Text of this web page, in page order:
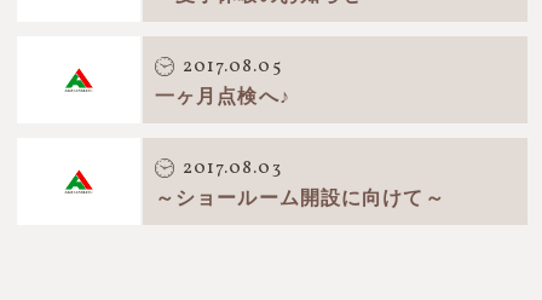
2017.08.05
一ヶ月点検へ♪
2017.08.03
～ショールーム開設に向けて～